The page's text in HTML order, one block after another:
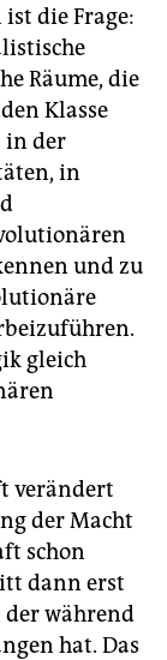
die Frage:
Räume, die
Klasse
in der
in
und zu
gleich
verändert
der Macht
schon
dann erst
der während
hat. Das